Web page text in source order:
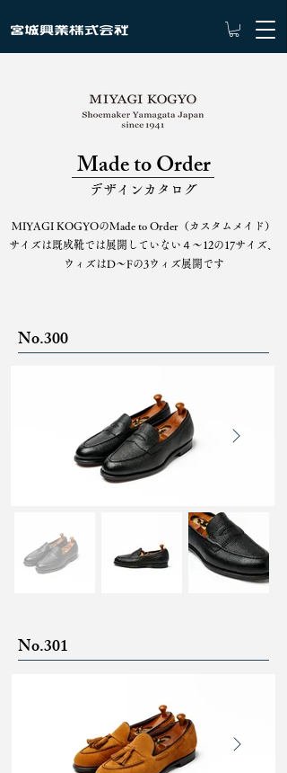
Made to Order
デザインカタログ
MIYAGI KOGYOのMade to Order（カスタムメイド）​
サイズは既成靴では展開していない４～12の17サイズ、
ウィズはD～Fの3ウィズ展開です
No.300
No.301